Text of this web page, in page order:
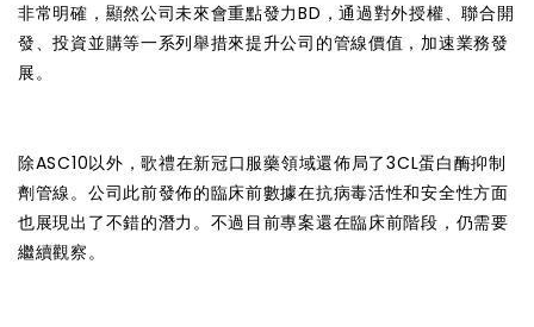
非常明確，顯然公司未來會重點發力BD，通過對外授權、聯合開
發、投資並購等一系列舉措來提升公司的管線價值，加速業務發
展。
除ASC10以外，歌禮在新冠口服藥領域還佈局了3CL蛋白酶抑制
劑管線。公司此前發佈的臨床前數據在抗病毒活性和安全性方面
也展現出了不錯的潛力。不過目前專案還在臨床前階段，仍需要
繼續觀察。